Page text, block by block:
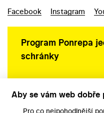
Facebook Instagram
Program Ponrepa
schránky
Aby se vám web
Pro co nejpohodlnější